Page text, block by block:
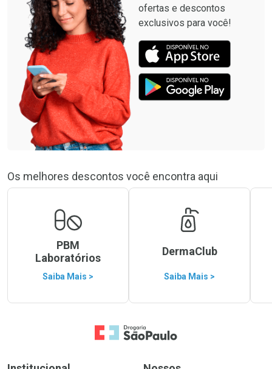
ofertas e descontos
exclusivos para você!
Os melhores descontos você encontra aqui
PBM
Laboratórios
Saiba Mais >
DermaClub
Saiba Mais >
Ir para a Home